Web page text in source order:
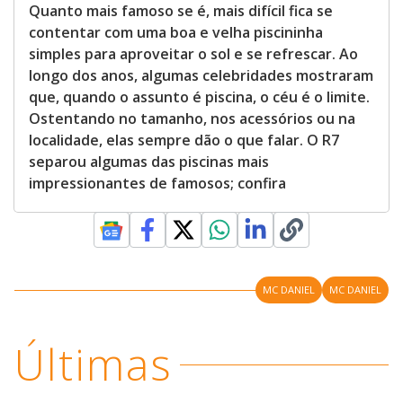
Quanto mais famoso se é, mais difícil fica se
contentar com uma boa e velha piscininha
simples para aproveitar o sol e se refrescar. Ao
longo dos anos, algumas celebridades mostraram
que, quando o assunto é piscina, o céu é o limite.
Ostentando no tamanho, nos acessórios ou na
localidade, elas sempre dão o que falar. O R7
separou algumas das piscinas mais
impressionantes de famosos; confira
MC DANIEL MC DANIEL
Últimas